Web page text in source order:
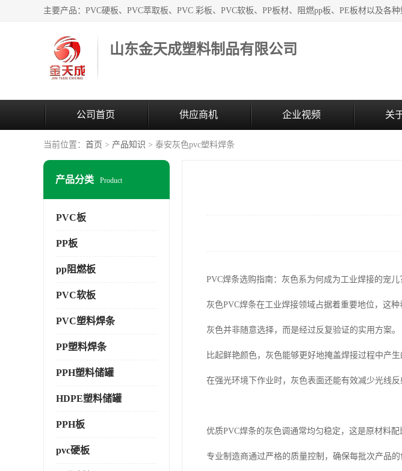
山东金天成塑料制品有限公司
公司首页 供应商机 企业视频 关
当前位置： 首页 > 产品知识 > 泰安灰色pvc塑料焊条
产品分类 Product
PVC板
PP板
pp阻燃板
PVC软板
PVC塑料焊条
PP塑料焊条
PPH塑料储罐
HDPE塑料储罐
PPH板
pvc硬板
PVC焊条选购指南：灰色系为何成为工业焊接的宠儿
灰色PVC焊条在工业焊接领域占据着重要地位，这
灰色并非随意选择，而是经过反复验证的实用方案。
比起鲜艳颜色，灰色能够更好地掩盖焊接过程中产
在强光环境下作业时，灰色表面还能有效减少光线反
优质PVC焊条的灰色调通常均匀稳定，这是原材料配
专业制造商通过严格的质量控制，确保每批次产品的